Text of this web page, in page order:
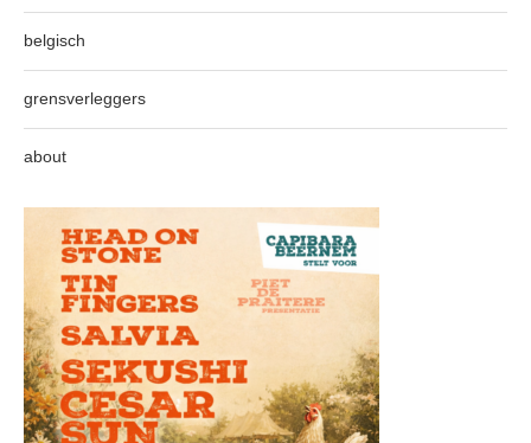
belgisch
grensverleggers
about